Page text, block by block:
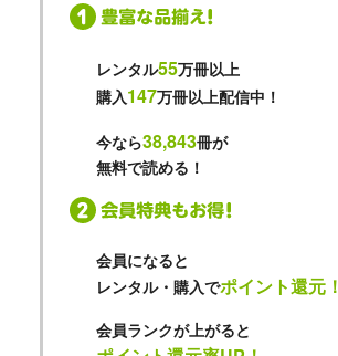
レンタル55万冊以上
購入147万冊以上配信中！
今なら38,843冊が
無料で読める！
会員になると
レンタル・購入でポイント還元！
会員ランクが上がると